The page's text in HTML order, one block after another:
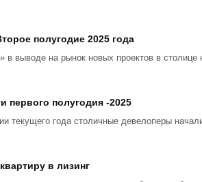
полугодие 2025 года
в выводе на рынок новых проектов в
первого полугодия -2025
текущего года столичные девелоперы
в лизинг